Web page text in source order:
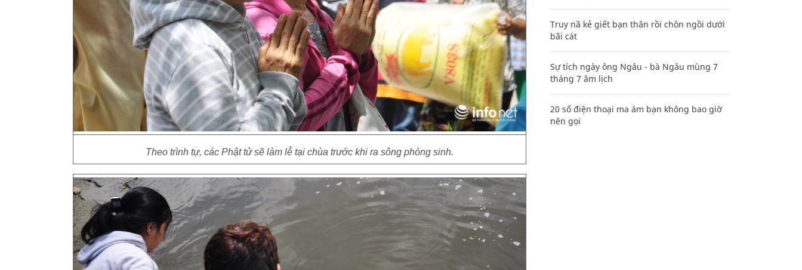
Theo trình tự, các Phật tử sẽ làm lễ tại chùa trước khi ra sông phóng sinh.
Truy nã kẻ giết bạn thân rồi chôn ngồi dưới
bãi cát
Sự tích ngày ông Ngâu - bà Ngâu mùng 7
tháng 7 âm lịch
20 số điện thoại ma ám bạn không bao giờ
nên gọi